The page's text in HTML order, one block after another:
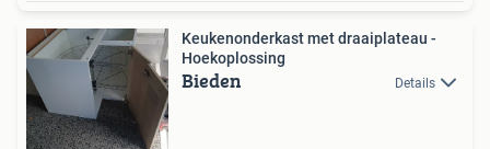
Keukenonderkast met draaiplateau -
Hoekoplossing
Bieden Details